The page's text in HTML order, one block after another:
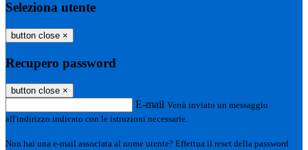
Seleziona utente
button close ×
Recupero password
button close ×
E-mail Verrà inviato un messaggio
all'indirizzo indicato con le istruzioni necessarie.
Non hai una e-mail associata al nome utente? Effettua il reset della password